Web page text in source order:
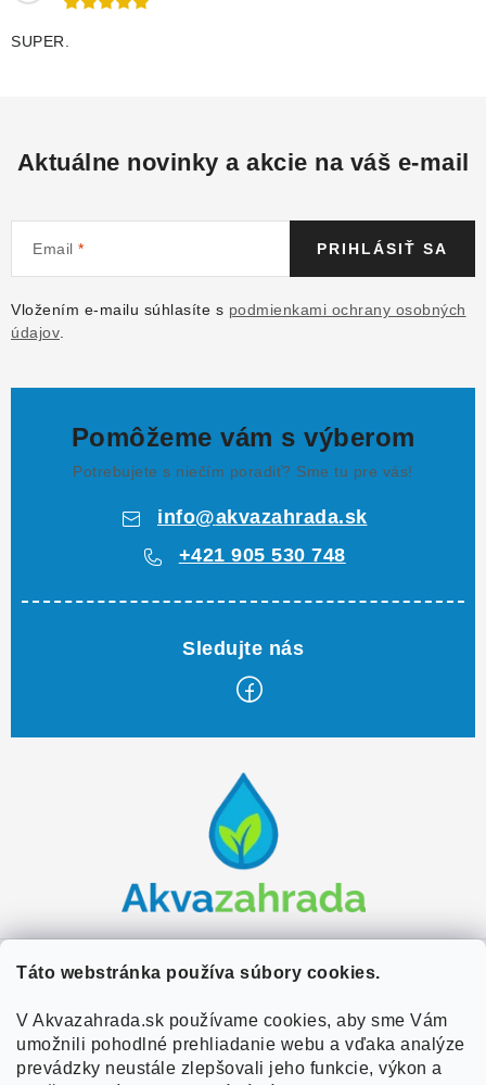
Táto webstránka používa súbory cookies.
V Akvazahrada.sk používame cookies, aby sme Vám
umožnili pohodlné prehliadanie webu a vďaka analýze
prevádzky neustále zlepšovali jeho funkcie, výkon a
SUPER.
Aktuálne novinky a akcie na váš e-mail
Email
Vložením e-mailu súhlasíte s podmienkami ochrany osobných
údajov
PRIHLÁSIŤ SA
Pomôžeme vám s výberom
Potrebujete s niečím poradiť? Sme tu pre vás!
info@akvazahrada.sk
+421 905 530 748
e
Zákaznícky servis
Doprava a platba
Užitočné informácie
O nás
Overené zákazníkmi